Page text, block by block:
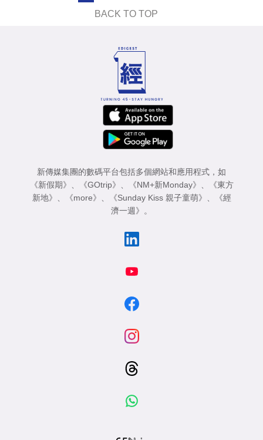
BACK TO TOP
新傳媒集團的數碼平台包括多個網站和應用程式，如
《新假期》 、 《GOtrip》 、 《NM+新Monday》 、
《東方
新地》 、 《more》 、 《Sunday Kiss 親子童萌》 、
《經
濟一週》 。